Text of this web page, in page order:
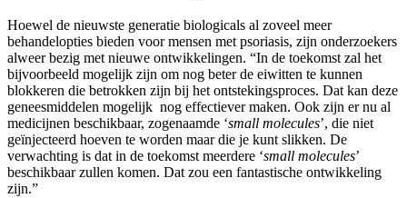
Hoewel de nieuwste generatie biologicals al zoveel meer
behandelopties bieden voor mensen met psoriasis, zijn onderzoekers
alweer bezig met nieuwe ontwikkelingen. “In de toekomst zal het
bijvoorbeeld mogelijk zijn om nog beter de eiwitten te kunnen
blokkeren die betrokken zijn bij het ontstekingsproces. Dat kan deze
geneesmiddelen mogelijk nog effectiever maken. Ook zijn er nu al
medicijnen beschikbaar, zogenaamde ‘small molecules’, die niet
geïnjecteerd hoeven te worden maar die je kunt slikken. De
verwachting is dat in de toekomst meerdere ‘small molecules’
beschikbaar zullen komen. Dat zou een fantastische ontwikkeling
zijn.”